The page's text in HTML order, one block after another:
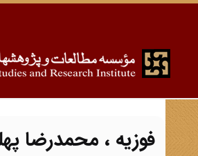
فوزیه ، محمدرضا